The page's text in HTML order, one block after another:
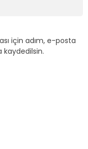
için adım, e-posta
kaydedilsin.